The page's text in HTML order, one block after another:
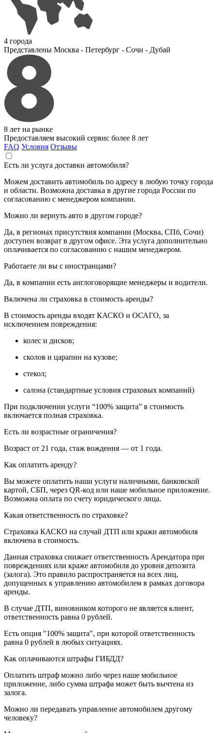
4 города
Представлены Москва - Петербург - Сочи - Дубай
8 лет на рынке
Предоставляем высокий сервис более 8 лет
FAQ Условия Отзывы
Есть ли услуга доставки автомобиля?
Можем доставить автомобиль по адресу в любую точку города
и области. Возможна доставка в другие города России по
согласованию с менеджером компании.
Можно ли вернуть авто в другом городе?
Да, в регионах присутствия компании (Москва, СПб, Сочи)
доступен возврат в другом офисе. Эта услуга дополнительно
оплачивается по согласованию с нашим менеджером.
Работаете ли вы с иностранцами?
Да, в компании есть англоговорящие менеджеры и водители.
Включена ли страховка в стоимость аренды?
В стоимость аренды входят КАСКО и ОСАГО, за
исключением повреждения:
колес и дисков;
сколов и царапин на кузове;
стекол;
салона (стандартные условия страховых компаний)
При подключении услуги “100% защита” в стоимость
включается полная страховка.
Есть ли возрастные ограничения?
Возраст от 21 года, стаж вождения — от 1 года.
Как оплатить аренду?
Вы можете оплатить наши услуги наличными, банковской
картой, СБП, через QR-код или наше мобильное приложение.
Возможна оплата по счету юридического лица.
Какая ответственность по страховке?
Страховка КАСКО на случай ДТП или кражи автомобиля
включена в стоимость.
Данная страховка снижает ответственность Арендатора при
повреждениях или краже автомобиля до уровня депозита
(залога). Это правило распространяется на всех лиц,
допущенных к управлению автомобилем в рамках договора
аренды.
В случае ДТП, виновником которого не является клиент,
ответственность равна 0 рублей.
Есть опция "100% защита", при которой ответственность
равна 0 рублей в любых ситуациях.
Как оплачиваются штрафы ГИБДД?
Оплатить штраф можно либо через наше мобильное
приложение, либо сумма штрафа может быть вычтена из
залога.
Можно ли передавать управление автомобилем другому
человеку?